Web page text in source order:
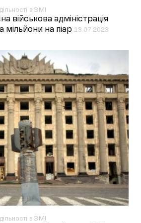
в ЗМІ
військова адміністрація
мільйони на піар 13.07.2023
в ЗМІ